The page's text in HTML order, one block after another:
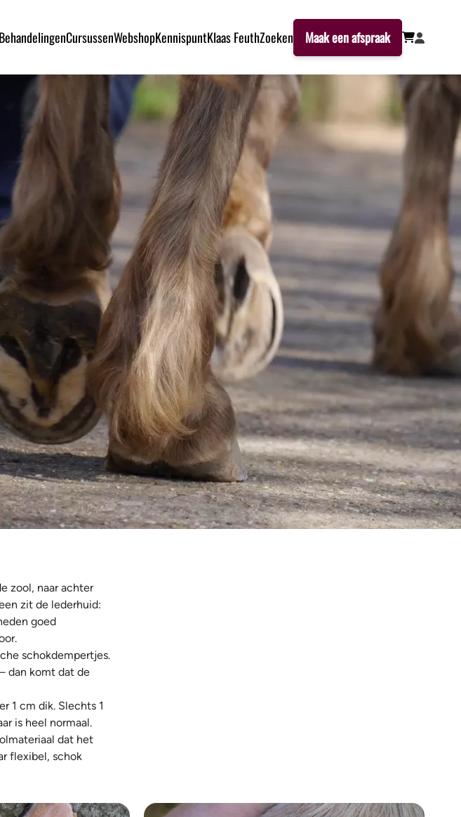
CursussenWebshopKennispuntKlaas FeuthZoeken Maak een afspraak
zool, naar achter
zit de lederhuid:
goed
schokdempertjes.
dan komt dat de
1 cm dik. Slechts 1
is heel normaal.
dat het
flexibel, schok